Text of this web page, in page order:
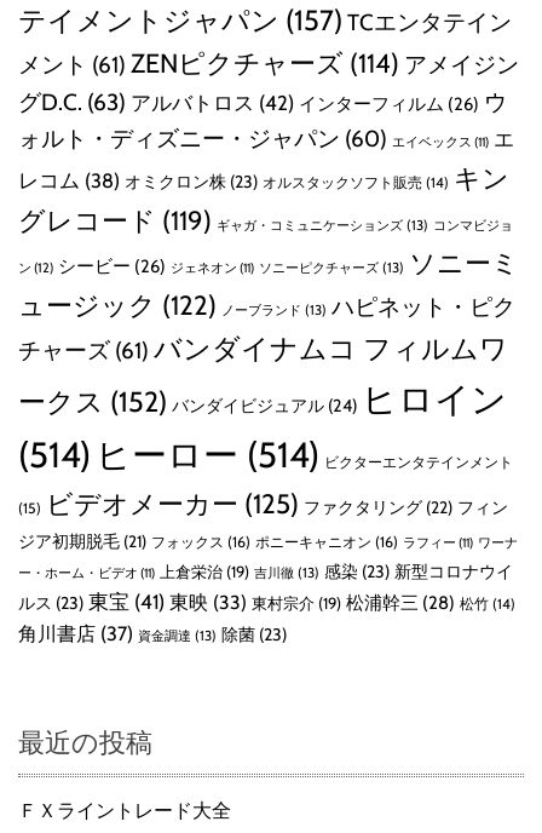
テイメントジャパン (157) TCエンタテイン
メント (61) ZENピクチャーズ (114) アメイジン
グD.C. (63) アルバトロス (42) インターフィルム (26) ウ
ォルト・ディズニー・ジャパン (60) エイベックス (11) エ
レコム (38) オミクロン株 (23) オルスタックソフト販売 (14) キン
グレコード (119) ギャガ・コミュニケーションズ (13) コンマビジョ
ン (12) シービー (26) ジェネオン (11) ソニーピクチャーズ (13) ソニーミ
ュージック (122) ノーブランド (13) ハピネット・ピク
チャーズ (61) バンダイナムコ フィルムワ
ークス (152) バンダイビジュアル (24) ヒロイン
(514) ヒーロー (514) ビクターエンタテインメント
(15) ビデオメーカー (125) ファクタリング (22) フィン
ジア初期脱毛 (21) フォックス (16) ポニーキャニオン (16) ラフィー (11) ワーナ
ー・ホーム・ビデオ (11) 上倉栄治 (19) 吉川徹 (13) 感染 (23) 新型コロナウイ
ルス (23) 東宝 (41) 東映 (33) 東村宗介 (19) 松浦幹三 (28) 松竹 (14)
角川書店 (37) 資金調達 (13) 除菌 (23)
最近の投稿
ＦＸライントレード大全